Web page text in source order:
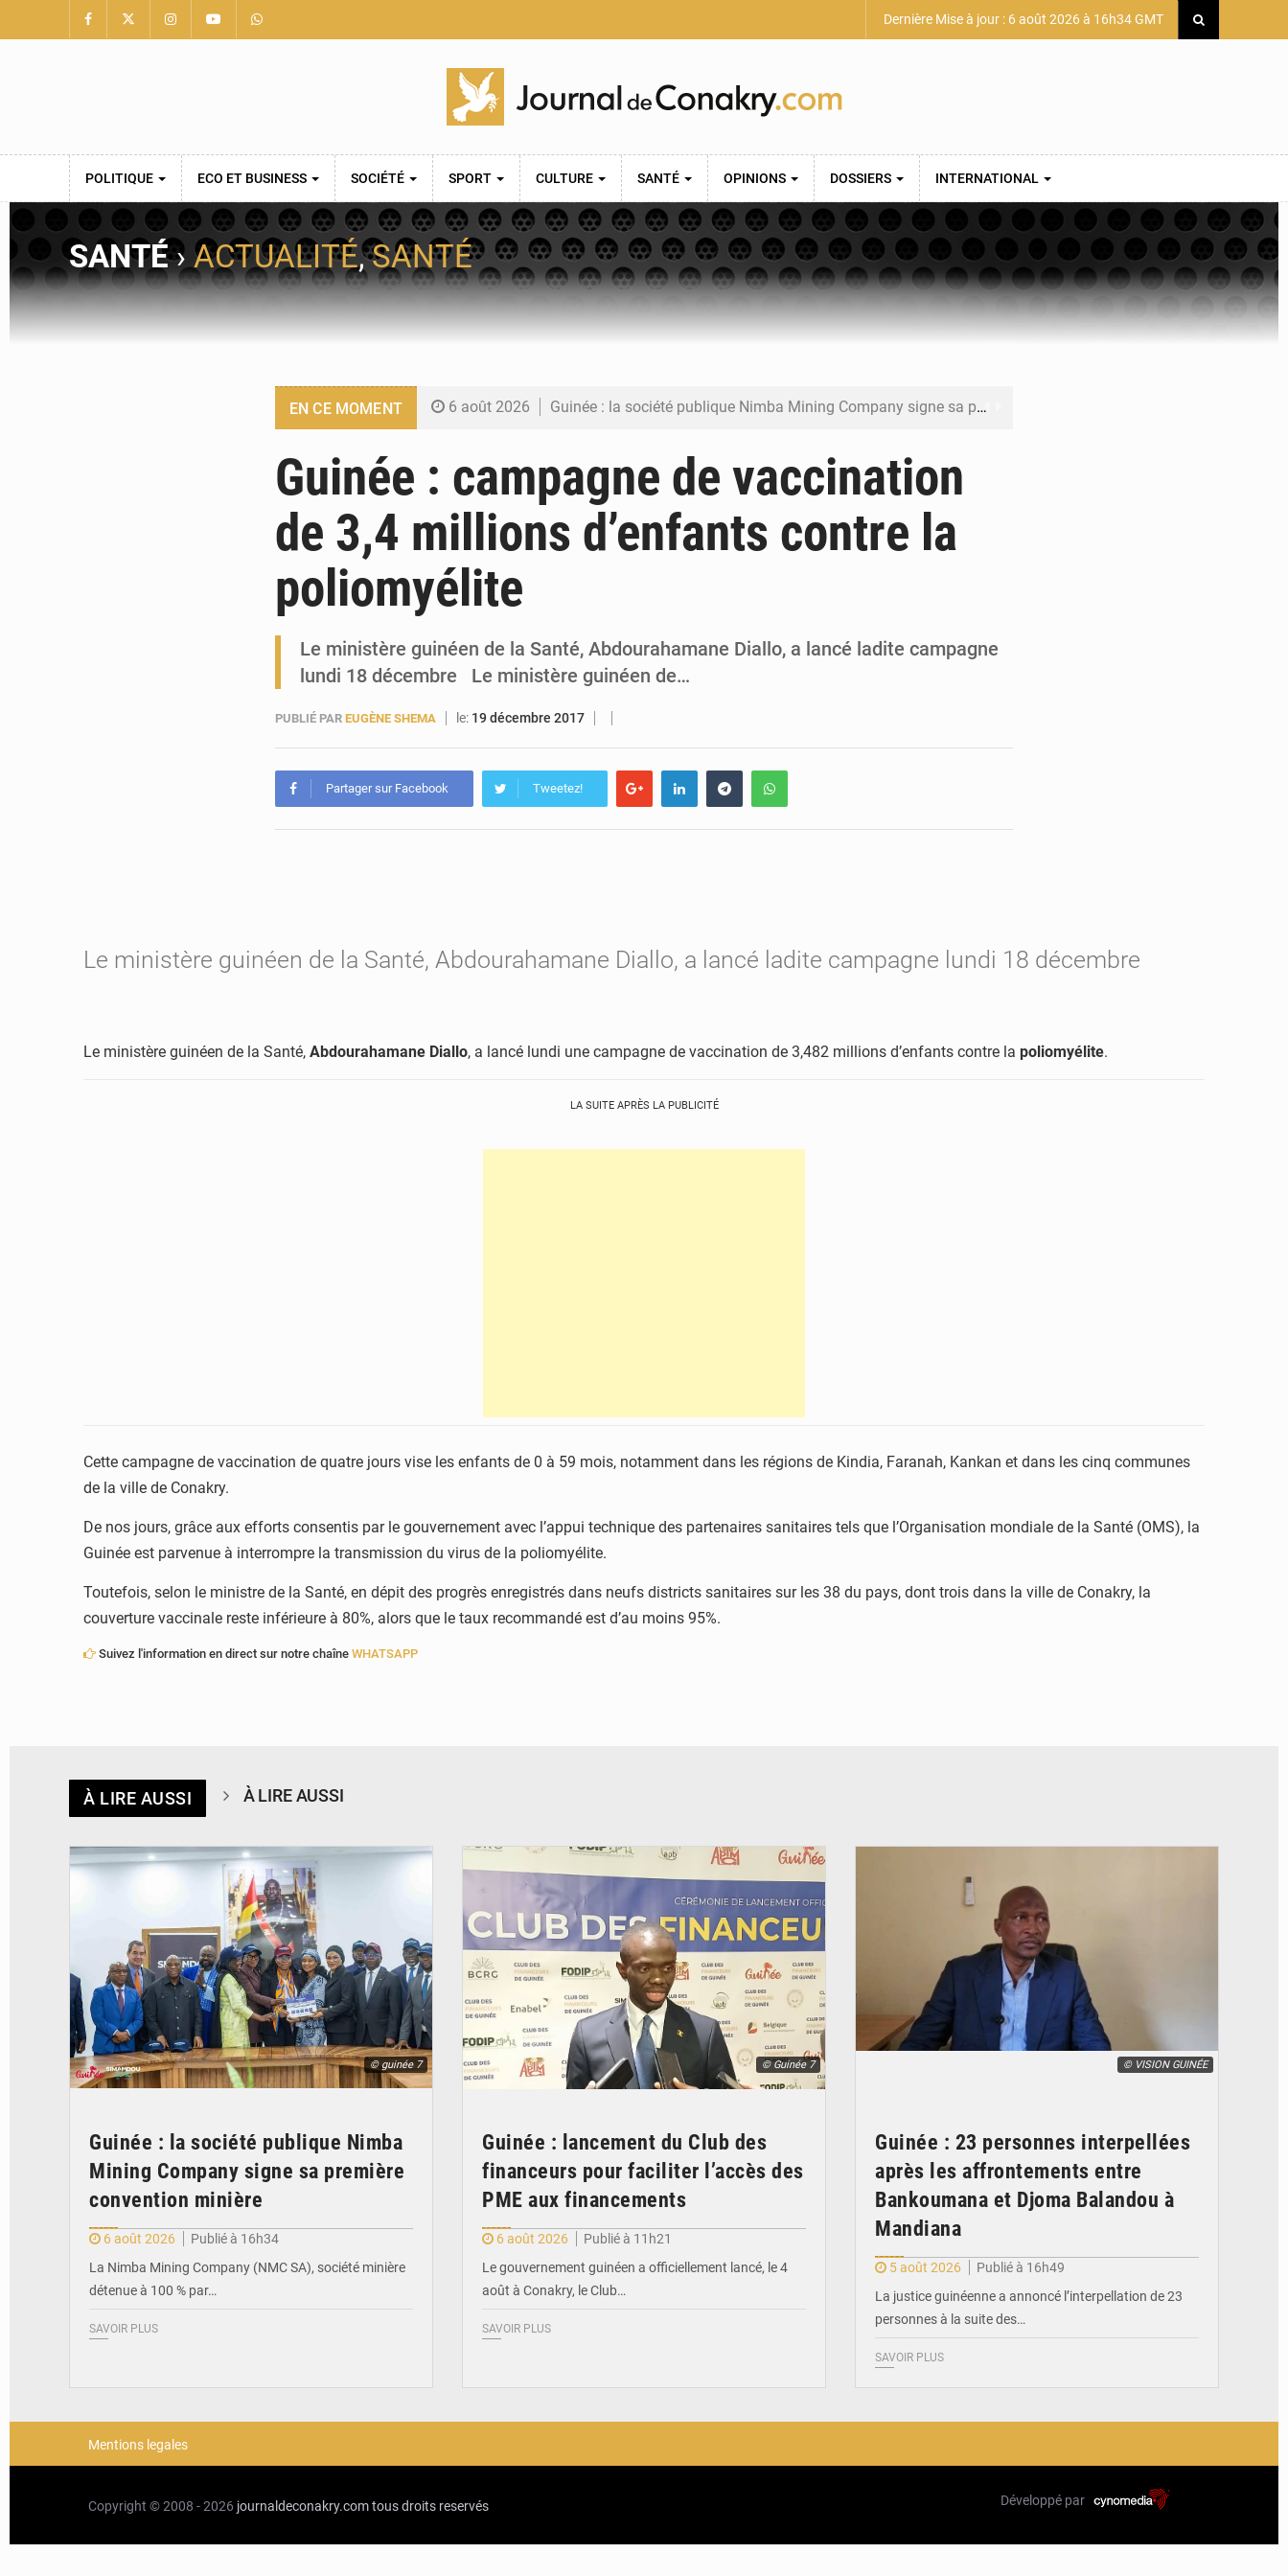
Dernière Mise à jour : 6 août 2026 à 16h34 GMT
POLITIQUE ECO ET BUSINESS SOCIÉTÉ SPORT CULTURE SANTÉ OPINIONS DOSSIERS INTERNATIONAL
SANTÉ› ACTUALITÉ,SANTÉ
EN CE MOMENT 6 août 2026 Guinée : la société publique Nimba Mining Company signe sa première convention minière
5 août 2026 Guinée : 23 personnes interpellées après les affrontements entre Bankoumana et Djoma Balandou à Mandiana
5 août 2026 Guinée : Amara Camara prend la coordination de l’action de l’État en l’absence du président Mamadi Doumbouya
5 août 2026
Guinée : campagne de vaccination
de 3,4 millions d’enfants contre la
poliomyélite
Le ministère guinéen de la Santé, Abdourahamane Diallo, a lancé ladite campagne
lundi 18 décembre Le ministère guinéen de…
PUBLIÉ PAR EUGÈNE SHEMA le: 19 décembre 2017
Partager sur Facebook Tweetez!
Le ministère guinéen de la Santé, Abdourahamane Diallo, a lancé ladite campagne lundi 18 décembre
Le ministère guinéen de la Santé, Abdourahamane Diallo, a lancé lundi une campagne de vaccination de 3,482 millions d’enfants contre la poliomyélite.
LA SUITE APRÈS LA PUBLICITÉ
Cette campagne de vaccination de quatre jours vise les enfants de 0 à 59 mois, notamment dans les régions de Kindia, Faranah, Kankan et dans les cinq communes
de la ville de Conakry.
De nos jours, grâce aux efforts consentis par le gouvernement avec l’appui technique des partenaires sanitaires tels que l’Organisation mondiale de la Santé (OMS), la
Guinée est parvenue à interrompre la transmission du virus de la poliomyélite.
Toutefois, selon le ministre de la Santé, en dépit des progrès enregistrés dans neufs districts sanitaires sur les 38 du pays, dont trois dans la ville de Conakry, la
couverture vaccinale reste inférieure à 80%, alors que le taux recommandé est d’au moins 95%.
Suivez l'information en direct sur notre chaîne WHATSAPP
À LIRE AUSSI À LIRE AUSSI
© guinée 7
Guinée : la société publique Nimba
Mining Company signe sa première
convention minière
6 août 2026
Publié à 16h34
La Nimba Mining Company (NMC SA), société minière
détenue à 100 % par…
SAVOIR PLUS
© Guinée 7
Guinée : lancement du Club des
financeurs pour faciliter l’accès des
PME aux financements
6 août 2026
Publié à 11h21
Le gouvernement guinéen a officiellement lancé, le 4
août à Conakry, le Club…
SAVOIR PLUS
© VISION GUINÉE
Guinée : 23 personnes interpellées
après les affrontements entre
Bankoumana et Djoma Balandou à
Mandiana
5 août 2026
Publié à 16h49
La justice guinéenne a annoncé l’interpellation de 23
personnes à la suite des…
SAVOIR PLUS
Mentions legales
Copyright © 2008 - 2026 journaldeconakry.comtous droits reservés Développé par